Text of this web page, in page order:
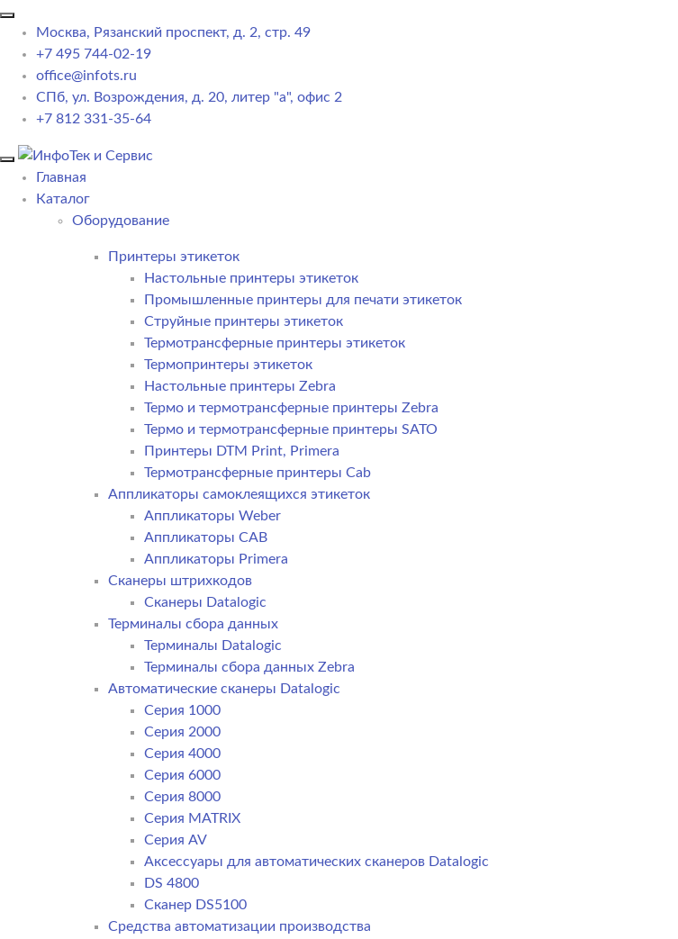
Москва, Рязанский проспект, д. 2, стр. 49
+7 495 744-02-19
office@infots.ru
СПб, ул. Возрождения, д. 20, литер "a", офис 2
+7 812 331-35-64
Главная
Каталог
Оборудование
Принтеры этикеток
Настольные принтеры этикеток
Промышленные принтеры для печати этикеток
Струйные принтеры этикеток
Термотрансферные принтеры этикеток
Термопринтеры этикеток
Настольные принтеры Zebra
Термо и термотрансферные принтеры Zebra
Термо и термотрансферные принтеры SATO
Принтеры DTM Print, Primera
Термотрансферные принтеры Cab
Аппликаторы самоклеящихся этикеток
Аппликаторы Weber
Аппликаторы CAB
Аппликаторы Primera
Сканеры штрихкодов
Сканеры Datalogic
Терминалы сбора данных
Терминалы Datalogic
Терминалы сбора данных Zebra
Автоматические сканеры Datalogic
Серия 1000
Серия 2000
Серия 4000
Серия 6000
Серия 8000
Серия MATRIX
Серия AV
Аксессуары для автоматических сканеров Datalogic
DS 4800
Сканер DS5100
Средства автоматизации производства